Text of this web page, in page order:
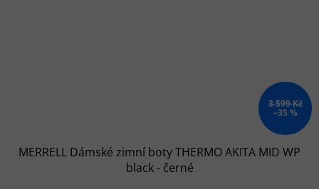
3 599 Kč
–35 %
MERRELL Dámské zimní boty THERMO AKITA MID WP
black - černé